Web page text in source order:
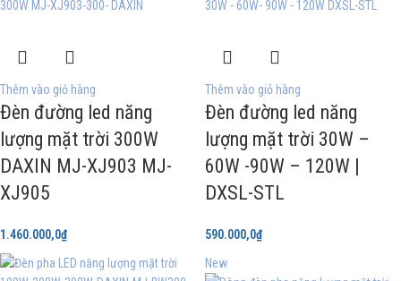
Thêm vào giỏ hàng
Đèn đường led năng
lượng mặt trời 300W
DAXIN MJ-XJ903 MJ-
XJ905
1.460.000,0₫
Thêm vào giỏ hàng
Đèn đường led năng
lượng mặt trời 30W –
60W -90W – 120W |
DXSL-STL
590.000,0₫
New